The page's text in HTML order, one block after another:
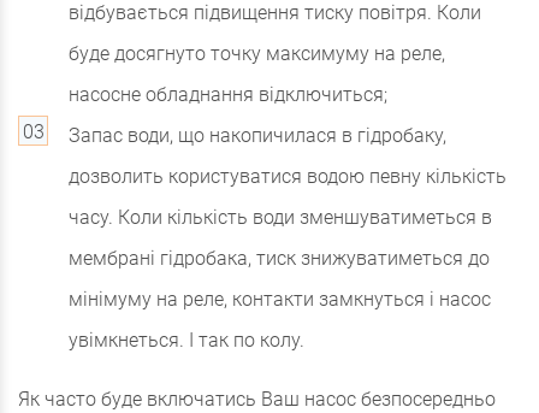
відбувається підвищення тиску повітря. Коли
буде досягнуто точку максимуму на реле,
насосне обладнання відключиться;
Запас води, що накопичилася в гідробаку,
дозволить користуватися водою певну кількість
часу. Коли кількість води зменшуватиметься в
мембрані гідробака, тиск знижуватиметься до
мінімуму на реле, контакти замкнуться і насос
увімкнеться. І так по колу.
Як часто буде включатись Ваш насос безпосередньо